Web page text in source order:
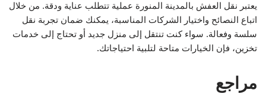
يعتبر نقل العفش بالمدينة المنورة عملية تتطلب عناية ودقة. من خلال
اتباع النصائح واختيار الشركات المناسبة، يمكنك ضمان تجربة نقل
سلسة وفعالة. سواء كنت تنتقل إلى منزل جديد أو تحتاج إلى خدمات
تخزين، فإن الخيارات متاحة لتلبية احتياجاتك.
مراجع